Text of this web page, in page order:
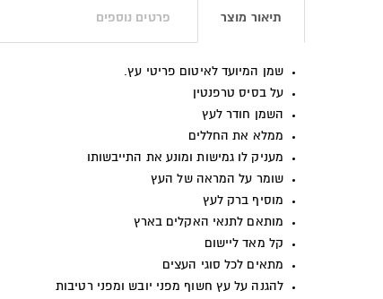
תיאור מוצר פרטים נוספים
שמן המיועד לאיטום פריטי עץ.
על בסיס טרפנטין
השמן חודר לעץ
ממלא את החללים
מעניק לו גמישות ומונע את התייבשותו
שומר על המראה של העץ
מוסיף ברק לעץ
מותאם לתנאי האקלים בארץ
קל מאד ליישום
מתאים לכל סוגי העצים
להגנה על עץ חשוף מפני יובש ומפני רטיבות